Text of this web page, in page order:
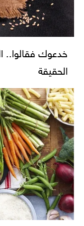
خدعوك فقالوا..
الحقيقة